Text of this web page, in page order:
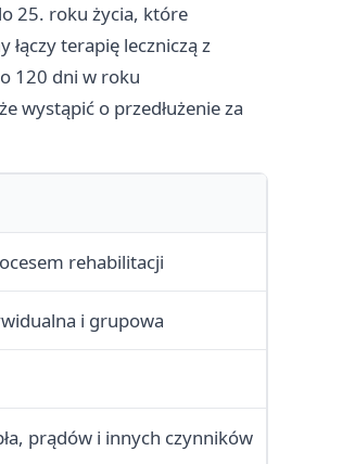
25. roku życia, które
terapię leczniczą z
120 dni w roku
wystąpić o przedłużenie za
rehabilitacji
i grupowa
prądów i innych czynników